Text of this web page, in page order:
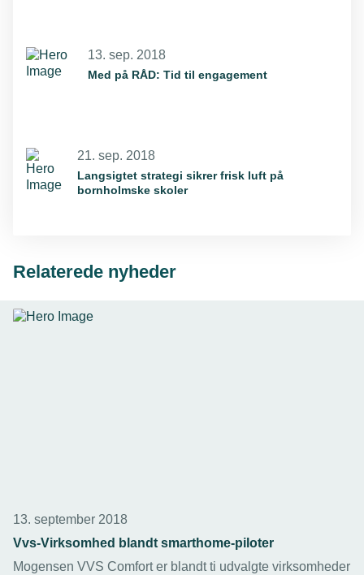
13. sep. 2018
Med på RÅD: Tid til engagement
21. sep. 2018
Langsigtet strategi sikrer frisk luft på
bornholmske skoler
Relaterede nyheder
13. september 2018
Vvs-Virksomhed blandt smarthome-piloter
Mogensen VVS Comfort er blandt ti udvalgte virksomheder